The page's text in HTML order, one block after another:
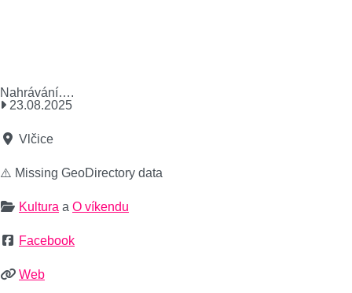
Nahrávání….
23.08.2025
Vlčice
⚠️ Missing GeoDirectory data
Kultura a O víkendu
Facebook
Web